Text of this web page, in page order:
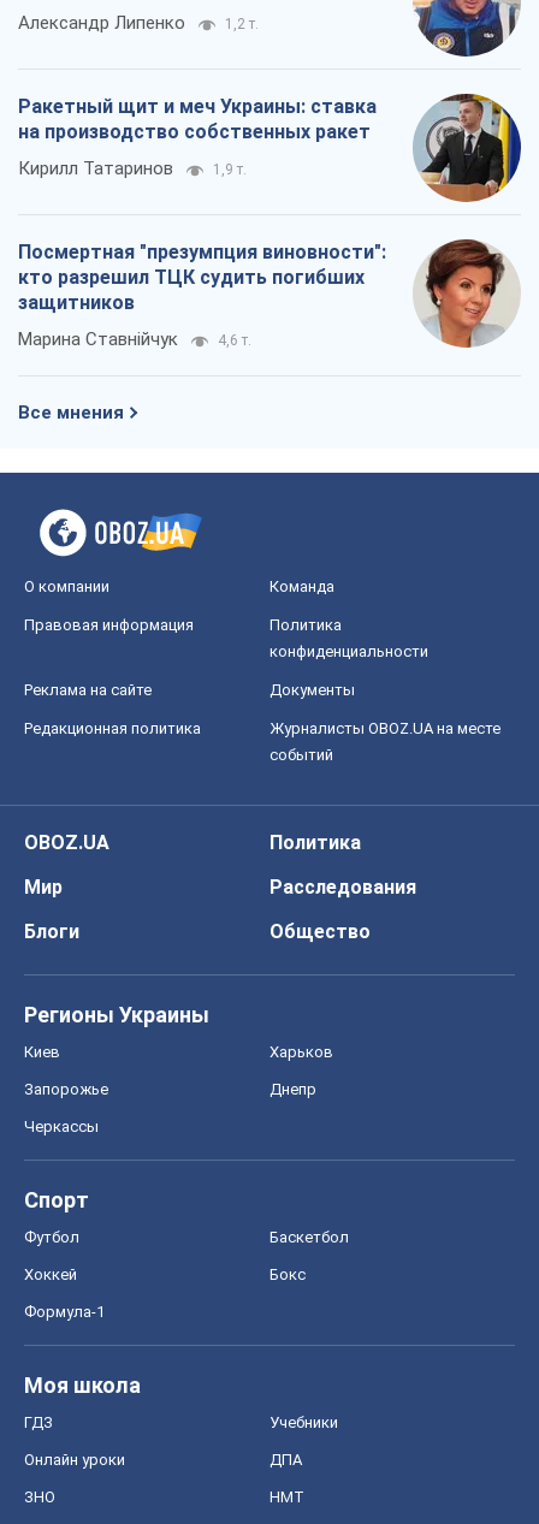
Александр Липенко 1,2 т.
Ракетный щит и меч Украины: ставка
на производство собственных ракет
Кирилл Татаринов 1,9 т.
Посмертная "презумпция виновности":
кто разрешил ТЦК судить погибших
защитников
Марина Ставнійчук 4,6 т.
Все мнения
О компании Команда
Правовая информация
Политика
конфиденциальности
Реклама на сайте Документы
Редакционная политика
Журналисты OBOZ.UA на месте
событий
OBOZ.UA
Политика
Мир
Расследования
Блоги
Общество
Регионы Украины
Киев Харьков
Запорожье Днепр
Черкассы
Спорт
Футбол Баскетбол
Хоккей Бокс
Формула-1
Моя школа
ГДЗ Учебники
Онлайн уроки ДПА
ЗНО НМТ